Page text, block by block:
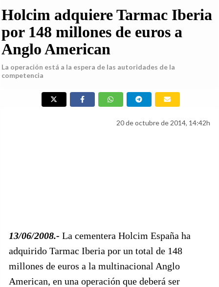
Holcim adquiere Tarmac Iberia
por 148 millones de euros a
Anglo American
La operación está a la espera de las autoridades de la
competencia
20 de octubre de 2014, 14:42h
13/06/2008.- La cementera Holcim España ha
adquirido Tarmac Iberia por un total de 148
millones de euros a la multinacional Anglo
American, en una operación que deberá ser